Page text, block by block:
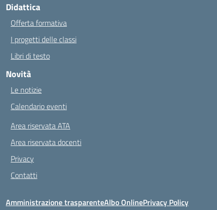
Didattica
Offerta formativa
I progetti delle classi
Libri di testo
Novità
Le notizie
Calendario eventi
Area riservata ATA
Area riservata docenti
Privacy
Contatti
Amministrazione trasparenteAlbo OnlinePrivacy Policy